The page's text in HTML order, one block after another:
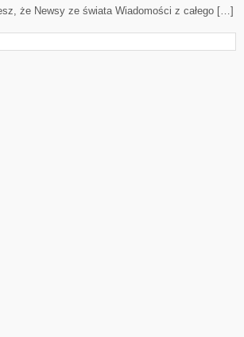
że Newsy ze świata Wiadomości z całego […]